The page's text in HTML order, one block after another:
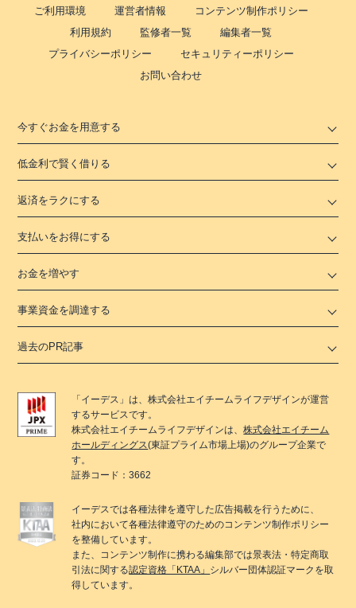
ご利用環境 運営者情報
コンテンツ制作ポリシー
利用規約
監修者一覧
編集者一覧
プライバシーポリシー
セキュリティーポリシー
お問い合わせ
今すぐお金を用意する
低金利で賢く借りる
返済をラクにする
支払いをお得にする
お金を増やす
事業資金を調達する
過去のPR記事
「 イーデス 」は、株式会社エイチームライフデザインが運営
するサービスです。
株式会社エイチームライフデザインは、株式会社エイチーム
ホールディングス(東証プライム市場上場)のグループ企業で
す。
証券コード：3662
イーデスでは各種法律を遵守した広告掲載を行うために、
社内において各種法律遵守のためのコンテンツ制作ポリシー
を整備しています。
また、コンテンツ制作に携わる編集部では景表法・特定商取
引法に関する認定資格「KTAA」 シルバー団体認証マークを取
得しています。